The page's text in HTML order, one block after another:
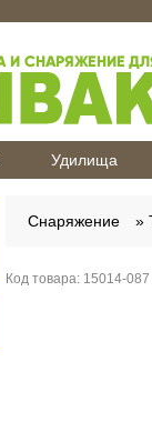
Удилища
Снаряжение
Код товара: 15014-087